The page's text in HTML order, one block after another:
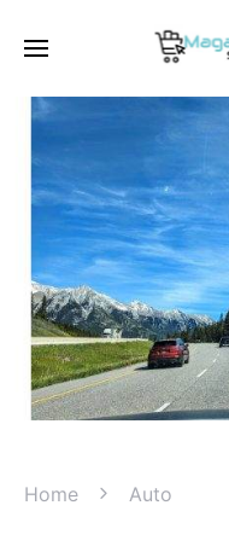
Home Auto